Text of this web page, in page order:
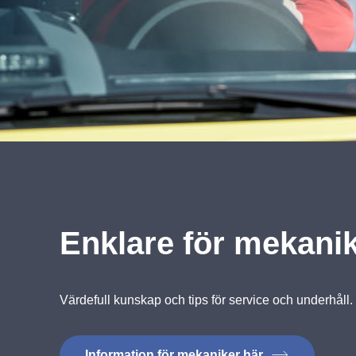
Enklare för
Värdefull kunskap och tips för service och underhåll.